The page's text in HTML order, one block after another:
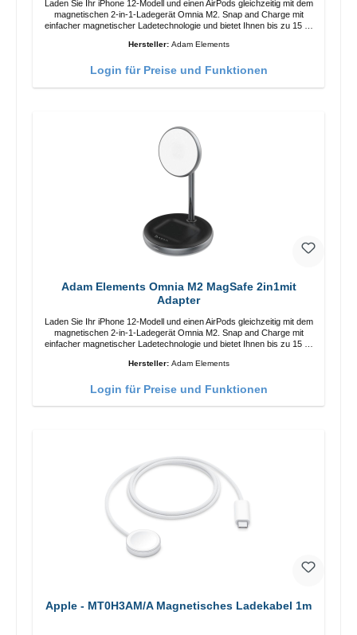
Laden Sie Ihr iPhone 12-Modell und einen AirPods gleichzeitig mit dem
magnetischen 2-in-1-Ladegerät Omnia M2. Snap and Charge mit
einfacher magnetischer Ladetechnologie und bietet Ihnen bis zu 15 W
ermöglicht das Design mit einstellbarem Ladewinkel eine einfache
Funktionen Kabellose Ladeleistung von bis zu 15 W für schnelles
Lade-LED-Anzeige
Hersteller: Adam Elements
Login für Preise und Funktionen
Adam Elements Omnia M2 MagSafe 2in1mit
Adapter
Laden Sie Ihr iPhone 12-Modell und einen AirPods gleichzeitig mit dem
magnetischen 2-in-1-Ladegerät Omnia M2. Snap and Charge mit
einfacher magnetischer Ladetechnologie und bietet Ihnen bis zu 15 W
ermöglicht das Design mit einstellbarem Ladewinkel eine einfache
Funktionen Kabellose Ladeleistung von bis zu 15 W für schnelles
Hersteller: Adam Elements
Login für Preise und Funktionen
Apple - MT0H3AM/A Magnetisches Ladekabel 1m